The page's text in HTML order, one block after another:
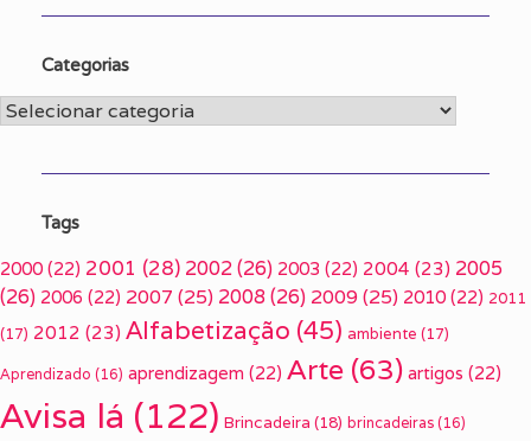
Categorias
Categorias
Tags
2000 (22) 2001 (28) 2002(26) 2003 (22) 2004 (23) 2005
(26) 2006 (22) 2007 (25) 2008(26) 2009(25) 2010 (22) 2011
(17) 2012 (23) Alfabetização (45) ambiente (17)
Aprendizado (16) aprendizagem (22) Arte (63) artigos (22)
Avisa lá (122) Brincadeira (18) brincadeiras (16)